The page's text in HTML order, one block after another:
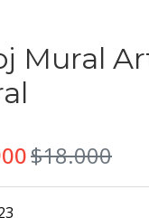
Mural
$18.000